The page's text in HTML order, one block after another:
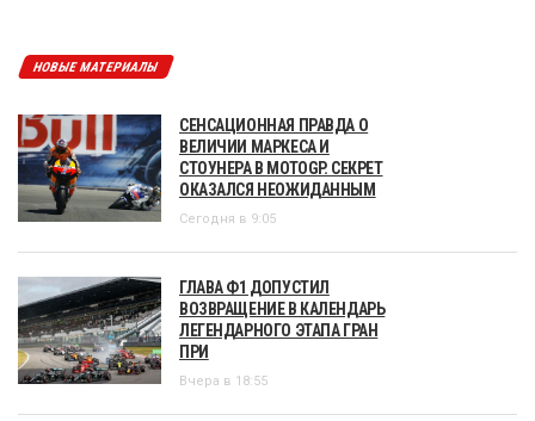
НОВЫЕ МАТЕРИАЛЫ
СЕНСАЦИОННАЯ ПРАВДА О
ВЕЛИЧИИ МАРКЕСА И
СТОУНЕРА В MOTOGP. СЕКРЕТ
ОКАЗАЛСЯ НЕОЖИДАННЫМ
Сегодня в 9:05
ГЛАВА Ф1 ДОПУСТИЛ
ВОЗВРАЩЕНИЕ В КАЛЕНДАРЬ
ЛЕГЕНДАРНОГО ЭТАПА ГРАН
ПРИ
Вчера в 18:55